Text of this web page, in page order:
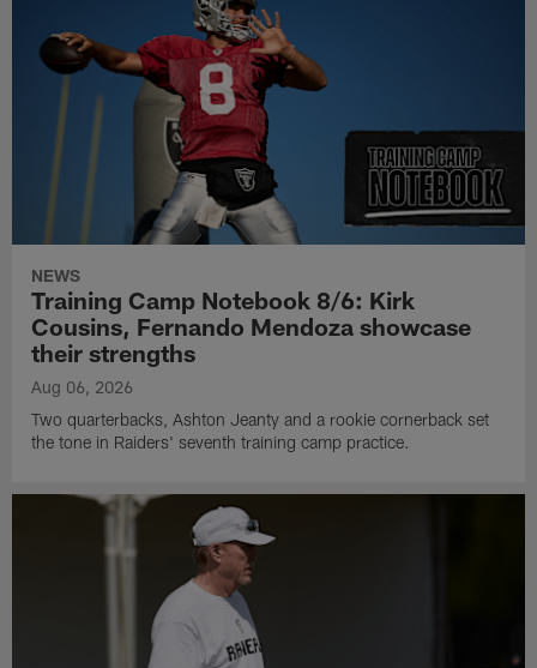
NEWS
Training Camp Notebook 8/6: Kirk
Cousins, Fernando Mendoza showcase
their strengths
Aug 06, 2026
Two quarterbacks, Ashton Jeanty and a rookie cornerback set
the tone in Raiders' seventh training camp practice.